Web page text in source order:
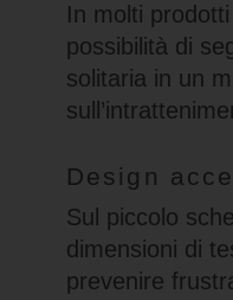
In molti
possibilità di
solitaria in un
Design
Sul piccolo
dimensioni di
prevenire